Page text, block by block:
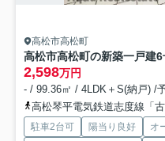
高松市高松町
高松市高松町の新築一戸建6
2,598万円
- / 99.36㎡ / 4LDK＋S(納戸) /
高松琴平電気鉄道志度線「
駐車2台可 陽当り良好 オ